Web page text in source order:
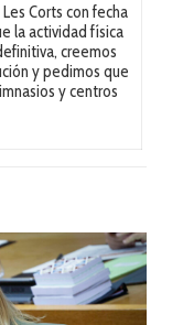
Corts con fecha
la actividad física
creemos
y pedimos que
y centros